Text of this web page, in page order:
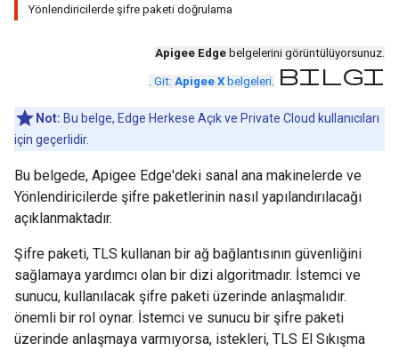
Yönlendiricilerde şifre paketi doğrulama
Apigee Edge belgelerini görüntülüyorsunuz.
. Git: Apigee X belgeleri. bilgi
Not: Bu belge, Edge Herkese Açık ve Private Cloud kullanıcıları
için geçerlidir.
Bu belgede, Apigee Edge'deki sanal ana makinelerde ve
Yönlendiricilerde şifre paketlerinin nasıl yapılandırılacağı
açıklanmaktadır.
Şifre paketi, TLS kullanan bir ağ bağlantısının güvenliğini
sağlamaya yardımcı olan bir dizi algoritmadır. İstemci ve
sunucu, kullanılacak şifre paketi üzerinde anlaşmalıdır.
önemli bir rol oynar. İstemci ve sunucu bir şifre paketi
üzerinde anlaşmaya varmıyorsa, istekleri, TLS El Sıkışma